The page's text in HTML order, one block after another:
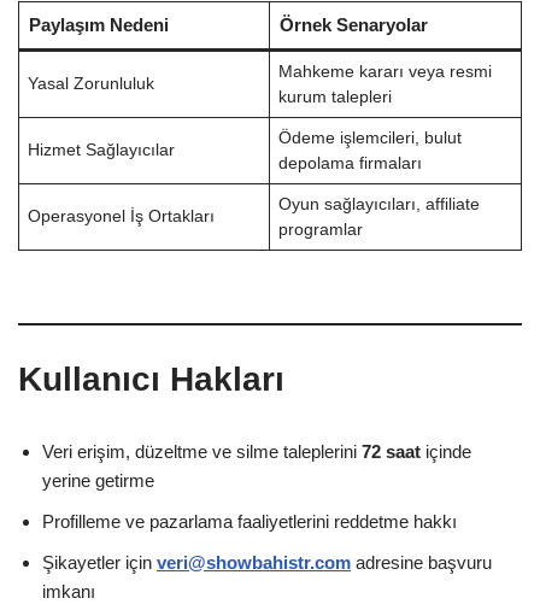
Paylaşım Nedeni Örnek Senaryolar
Yasal Zorunluluk
Mahkeme kararı veya resmi
kurum talepleri
Hizmet Sağlayıcılar
Ödeme işlemcileri, bulut
depolama firmaları
Operasyonel İş Ortakları
Oyun sağlayıcıları, affiliate
programlar
Kullanıcı Hakları
Veri erişim, düzeltme ve silme taleplerini 72 saat içinde
yerine getirme
Profilleme ve pazarlama faaliyetlerini reddetme hakkı
Şikayetler için veri@showbahistr.com adresine başvuru
imkanı